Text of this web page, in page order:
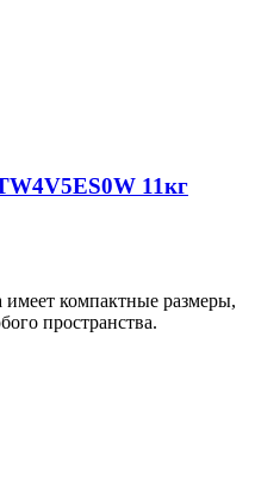
11кг
имеет компактные размеры,
пространства.